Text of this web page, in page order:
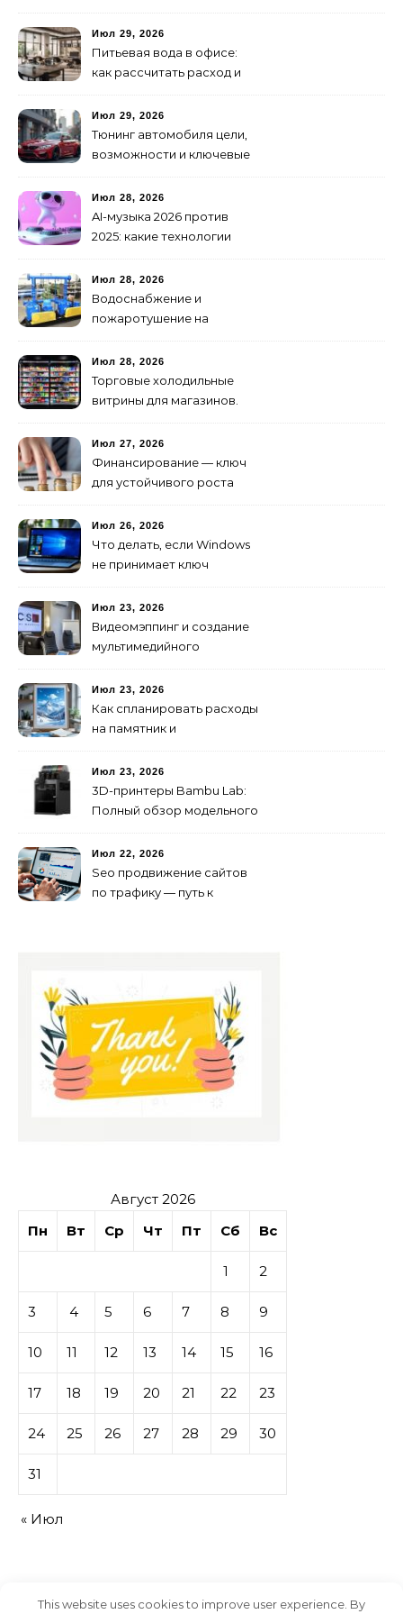
как не утонуть в хаосе
Июл 29, 2026
Питьевая вода в офисе:
как рассчитать расход и
Июл 29, 2026
Тюнинг автомобиля цели,
возможности и ключевые
транспортных средств
Июл 28, 2026
AI-музыка 2026 против
2025: какие технологии
создание клипов
изменилось навсегда
Июл 28, 2026
Водоснабжение и
пожаротушение на
оборудование
предусмотреть заранее
Июл 28, 2026
Торговые холодильные
витрины для магазинов.
Июл 27, 2026
Финансирование — ключ
для устойчивого роста
Июл 26, 2026
Что делать, если Windows
не принимает ключ
Июл 23, 2026
Видеомэппинг и создание
мультимедийного
будущего для пространств
Июл 23, 2026
Как спланировать расходы
на памятник и
без лишних переплат
Июл 23, 2026
3D-принтеры Bambu Lab:
Полный обзор модельного
года
Июл 22, 2026
Seo продвижение сайтов
по трафику — путь к
Август 2026
Пн
Вт Ср Чт Пт Сб Вс
1 2
3 4 5 6 7 8 9
10 11 12 13 14 15 16
17 18 19 20 21 22 23
24 25 26 27 28 29 30
31
« Июл
This website uses cookies to improve user experience. By